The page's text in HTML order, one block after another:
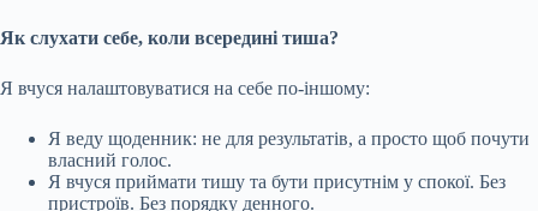
Як слухати себе, коли всередині тиша?
Я вчуся налаштовуватися на себе по-іншому:
Я веду щоденник: не для результатів, а просто щоб почути
власний голос.
Я вчуся приймати тишу та бути присутнім у спокої. Без
пристроїв. Без порядку денного.